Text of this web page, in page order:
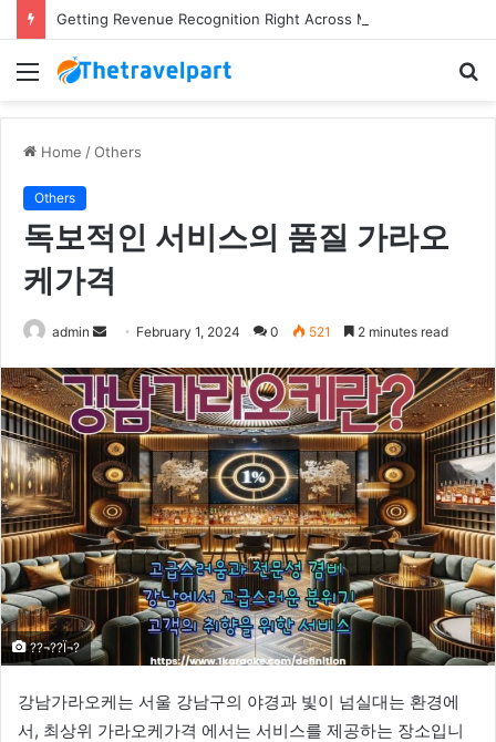
Menu
Home /Others
Others
독보적인 서비스의 품질 가라오
케가격
admin
Send
email
February 1, 2024 0 521 2 minutes read
??¬??Ï¬?
강남가라오케는 서울 강남구의 야경과 빛이 넘실대는 환경에
서, 최상위 가라오케가격 에서는 서비스를 제공하는 장소입니